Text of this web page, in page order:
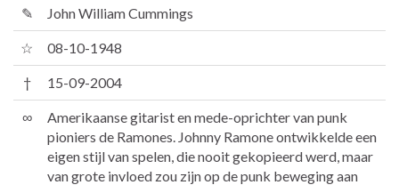
✎ John William Cummings
☆ 08-10-1948
† 15-09-2004
∞
Amerikaanse gitarist en mede-oprichter van punk
pioniers de Ramones. Johnny Ramone ontwikkelde een
eigen stijl van spelen, die nooit gekopieerd werd, maar
van grote invloed zou zijn op de punk beweging aan